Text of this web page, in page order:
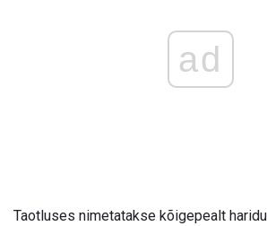
ad
Taotluses nimetatakse kõigepealt